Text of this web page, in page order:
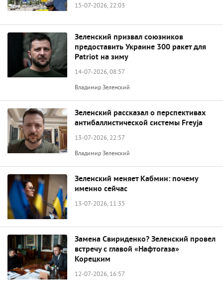
15-07-2026, 22:03
Зеленский призвал союзников
предоставить Украине 300 ракет для
Patriot на зиму
14-07-2026, 08:57
Владимир Зеленский
Зеленский рассказал о перспективах
антибаллистической системы Freyja
13-07-2026, 22:57
Владимир Зеленский
Зеленский меняет Кабмин: почему
именно сейчас
13-07-2026, 11:35
Замена Свириденко? Зеленский провел
встречу с главой «Нафтогаза»
Корецким
12-07-2026, 16:57